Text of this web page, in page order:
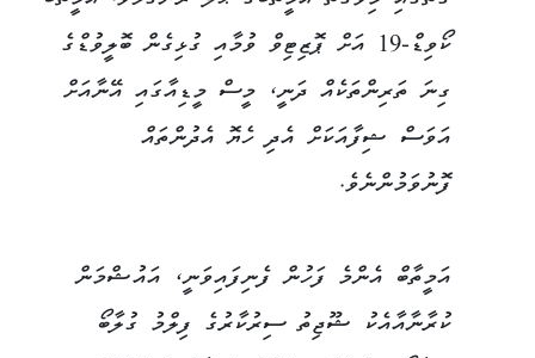
ކޯވިޑް-19 އަށް ޕޮޒިޓިވް ވުމާއި ގުޅިގެން ބޮލީވުޑްގެ
ގިނަ ތަރިންތަކެއް ދަނީ، މީސް މީޑިއާގައި އޭނާއަށް
އަވަސް ޝިފާއަކަށް އެދި ހެޔޮ އެދުންތައް
ފޮނުވަމުންނެވެ.
އަމީތާބް އެންމެ ފަހުން ފެނިފައިވަނީ، އައުޝްމަން
ކުރާނާއާއެކު ޝޫޖިތު ސިރުކާރުގެ ފިލްމު ގުލާބޯ